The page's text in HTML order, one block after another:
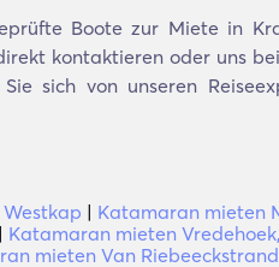
Boote zur Miete in
kontaktieren oder uns
sich von unseren
| Katamaran mieten
| Katamaran mieten
mieten Van